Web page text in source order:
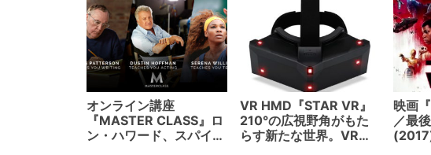
オンライン講座
『MASTER CLASS』ロ
ン・ハワード、スパイ
VR HMD『STAR VR』
210°の広視野角がもた
らす新たな世界。VRが
映画
／最